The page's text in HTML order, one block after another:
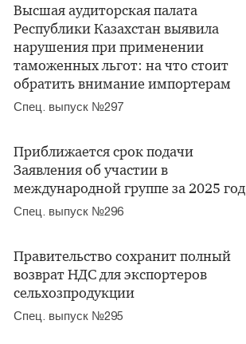
Высшая аудиторская палата
Республики Казахстан выявила
нарушения при применении
таможенных льгот: на что стоит
обратить внимание импортерам
Спец. выпуск №297
Приближается срок подачи
Заявления об участии в
международной группе за 2025 год
Спец. выпуск №296
Правительство сохранит полный
возврат НДС для экспортеров
сельхозпродукции
Спец. выпуск №295